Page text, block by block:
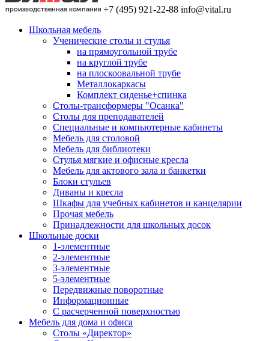
+7 (495) 921-22-88 info@vital.ru
Школьная мебель
Ученические столы и стулья
на прямоугольной трубе
на круглой трубе
на плоскоовальной трубе
Металлокаркасы
Комплект сиденье+спинка
Столы-трансформеры "Осанка"
Столы для преподавателей
Специальные и компьютерные кабинеты
Мебель для столовой
Мебель для библиотеки
Стулья мягкие и офисные кресла
Мебель для актового зала и банкетки
Блоки стульев
Диваны и кресла
Шкафы для учебных кабинетов и канцелярии
Прочая мебель
Принадлежности для школьных досок
Школьные доски
1-элементные
2-элементные
3-элементные
5-элементные
Передвижные поворотные
Информационные
С расчерченной поверхностью
Мебель для дома и офиса
Столы «Директор»